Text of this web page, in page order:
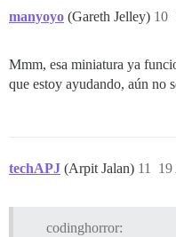
manyoyo (Gareth Jelley) 10
Mmm, esa miniatura ya
que estoy ayudando, aún no
techAPJ (Arpit Jalan) 19
11
codinghorror: